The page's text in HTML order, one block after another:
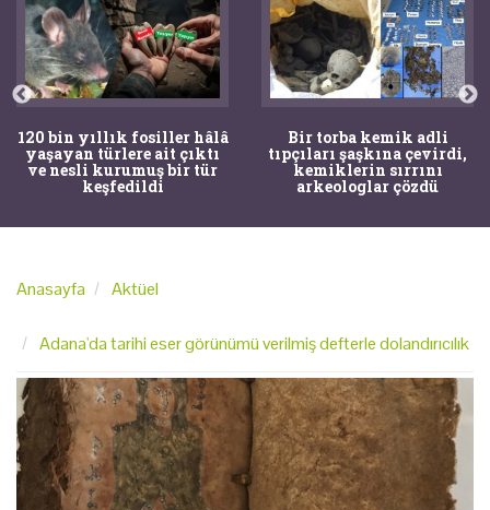
120 bin yıllık fosiller hâlâ
yaşayan türlere ait çıktı
ve nesli kurumuş bir tür
keşfedildi
Bir torba kemik adli
tıpçıları şaşkına çevirdi,
kemiklerin sırrını
arkeologlar çözdü
Anasayfa Aktüel
Adana'da tarihi eser görünümü verilmiş defterle dolandırıcılık